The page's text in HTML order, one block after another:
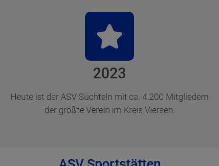
2023
Heute ist der ASV Süchteln mit ca. 4.200 Mitgliedern
der größte Verein im Kreis Viersen.